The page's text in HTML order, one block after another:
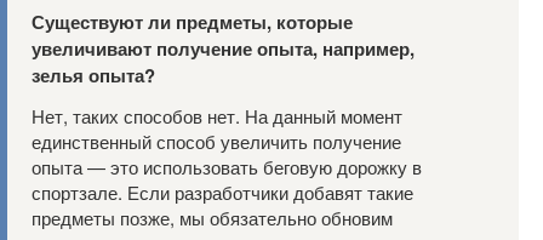
Существуют ли предметы, которые
увеличивают получение опыта, например,
зелья опыта?
Нет, таких способов нет. На данный момент
единственный способ увеличить получение
опыта — это использовать беговую дорожку в
спортзале. Если разработчики добавят такие
предметы позже, мы обязательно обновим